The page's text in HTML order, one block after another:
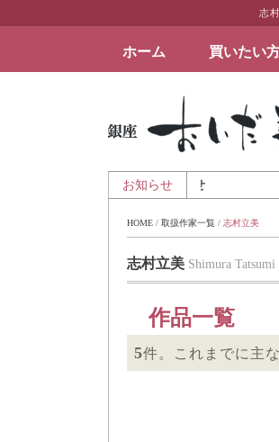
志
ホーム 買いたい
絵画など美術品の販売と買
お知らせ
- 夏季休業のお知らせ
HOME / 取扱作家一覧 / 志村立美
志村立美 Shimura Tatsumi
作品一覧
5件。これまでに主